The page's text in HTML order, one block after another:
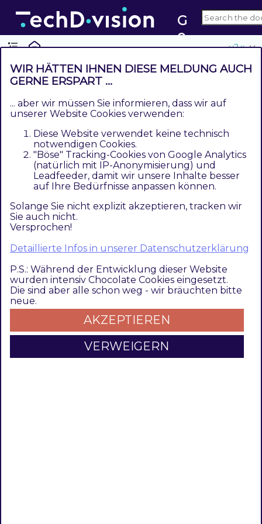
G
o
o
gl
C
u
st
o
m
er
R
e
w
s
v2.x
Referenzen
Contents
Infos
Hilfreiche Links zu Tutorials,
Manuals und allgemeinen Infos
Google Merchant Center - Google Customer
Reviews Informationen
Center - Google Customer Reviews Integration
Bedienungsanleitung CHANGELOG
WIR HÄTTEN IHNEN DIESE MELDUNG AUCH
GERNE ERSPART ...
... aber wir müssen Sie informieren, dass wir auf
unserer Website Cookies verwenden:
Diese Website verwendet keine technisch
notwendigen Cookies.
"Böse" Tracking-Cookies von Google Analytics
(natürlich mit IP-Anonymisierung) und
Leadfeeder, damit wir unsere Inhalte besser
auf Ihre Bedürfnisse anpassen können.
Solange Sie nicht explizit akzeptieren, tracken wir
Sie auch nicht.
Versprochen!
Detaillierte Infos in unserer Datenschutzerklärung
P.S.: Während der Entwicklung dieser Website
wurden intensiv Chocolate Cookies eingesetzt.
Die sind aber alle schon weg - wir bräuchten bitte
neue.
AKZEPTIEREN
VERWEIGERN